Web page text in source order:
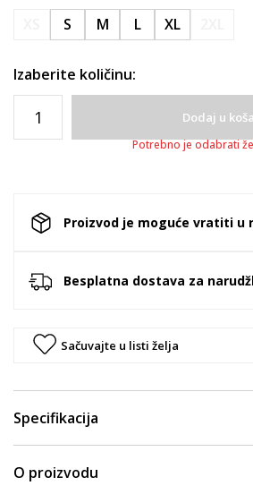
S M L XL
Izaberite količinu:
Dodaj u
Potrebno je odabrati
Proizvod je moguće vratiti u
Besplatna dostava za
Sačuvajte u listi želja
Specifikacija
O proizvodu